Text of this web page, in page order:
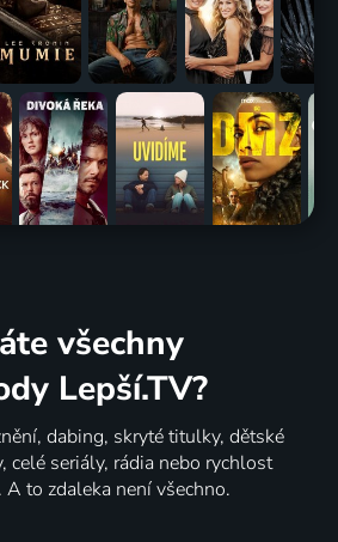
všechny
Lepší.TV?
dabing, skryté titulky, dětské
celé seriály, rádia nebo rychlost
A to zdaleka není všechno.